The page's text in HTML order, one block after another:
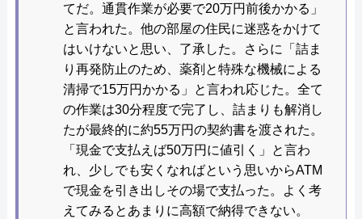
てだ。通貫作業が必要で20万円前後かかる」
と言われた。他の部屋の住民に迷惑をかけて
はいけないと思い、了承した。さらに「詰ま
り再発防止のため、薬剤と特殊な機械による
清掃で15万円かかる」と言われ応じた。全て
の作業は30分程度で完了し、詰まりも解消し
たが最終的に約55万円の契約書を渡された。
「現金で支払えば50万円に値引く」と言わ
れ、少しでも安くなればという思いからATM
で現金を引き出しその場で支払った。よく考
えてみるとあまりに高額で納得できない。